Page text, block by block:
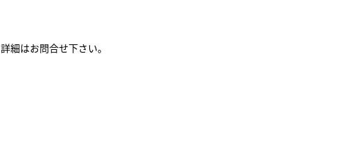
詳細はお問合せ下さい。